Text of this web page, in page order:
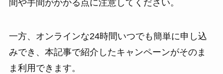
間や手間がかかる点に注意してください。
一方、オンラインな24時間いつでも簡単に申し込
みでき、本記事で紹介したキャンペーンがそのま
ま利用できます。